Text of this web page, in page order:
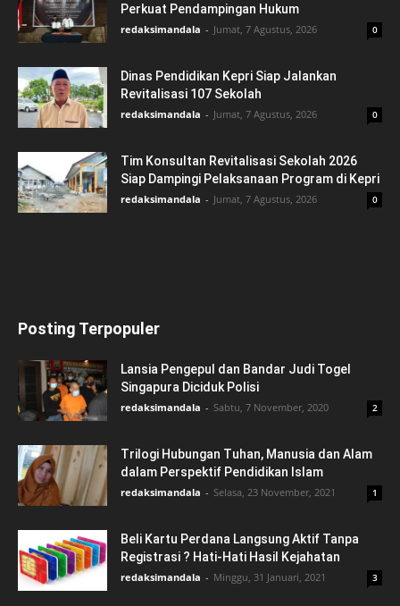
Perkuat Pendampingan Hukum
redaksimandala - Jumat, 7 Agustus, 2026 0
Dinas Pendidikan Kepri Siap Jalankan
Revitalisasi 107 Sekolah
redaksimandala - Jumat, 7 Agustus, 2026 0
Tim Konsultan Revitalisasi Sekolah 2026
Siap Dampingi Pelaksanaan Program di Kepri
redaksimandala - Jumat, 7 Agustus, 2026 0
Posting Terpopuler
Lansia Pengepul dan Bandar Judi Togel
Singapura Diciduk Polisi
redaksimandala - Sabtu, 7 November, 2020 2
Trilogi Hubungan Tuhan, Manusia dan Alam
dalam Perspektif Pendidikan Islam
redaksimandala - Selasa, 23 November, 2021 1
Beli Kartu Perdana Langsung Aktif Tanpa
Registrasi ? Hati-Hati Hasil Kejahatan
redaksimandala - Minggu, 31 Januari, 2021 3